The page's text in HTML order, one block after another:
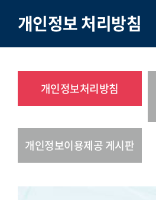
개인정보 처리방침
개인정보처리방침
개인정보이용제공 게시판